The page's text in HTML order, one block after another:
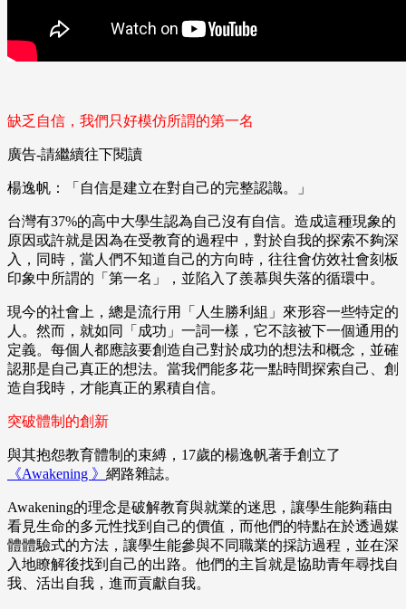
缺乏自信，我們只好模仿所謂的第一名
廣告-請繼續往下閱讀
楊逸帆：「自信是建立在對自己的完整認識。」
台灣有37%的高中大學生認為自己沒有自信。造成這種現象的
原因或許就是因為在受教育的過程中，對於自我的探索不夠深
入，同時，當人們不知道自己的方向時，往往會仿效社會刻板
印象中所謂的「第一名」，並陷入了羨慕與失落的循環中。
現今的社會上，總是流行用「人生勝利組」來形容一些特定的
人。然而，就如同「成功」一詞一樣，它不該被下一個通用的
定義。每個人都應該要創造自己對於成功的想法和概念，並確
認那是自己真正的想法。當我們能多花一點時間探索自己、創
造自我時，才能真正的累積自信。
突破體制的創新
與其抱怨教育體制的束縛，17歲的楊逸帆著手創立了
《Awakening 》 網路雜誌。
Awakening的理念是破解教育與就業的迷思，讓學生能夠藉由
看見生命的多元性找到自己的價值，而他們的特點在於透過媒
體體驗式的方法，讓學生能參與不同職業的採訪過程，並在深
入地瞭解後找到自己的出路。他們的主旨就是協助青年尋找自
我、活出自我，進而貢獻自我。